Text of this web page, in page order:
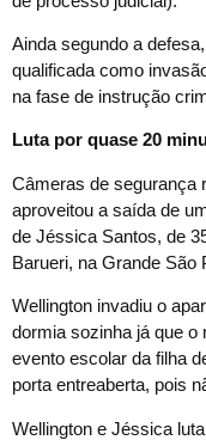
Ainda segundo a
qualificada como
na fase de instrução
Luta por quase 20
Câmeras de segurança
aproveitou a saída de
de Jéssica Santos, de
Barueri, na Grande São
Wellington invadiu o
dormia sozinha já que o
evento escolar da filha
porta entreaberta, pois
Wellington e Jéssica